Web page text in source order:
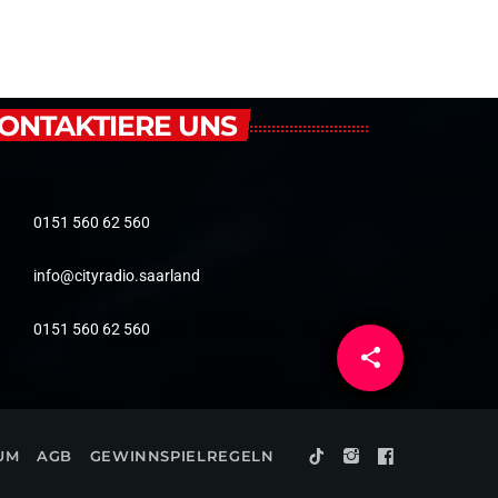
share
email
UNS
0151 560 62 560
info@cityradio.saarland
0151 560 62 560
AGB GEWINNSPIELREGELN